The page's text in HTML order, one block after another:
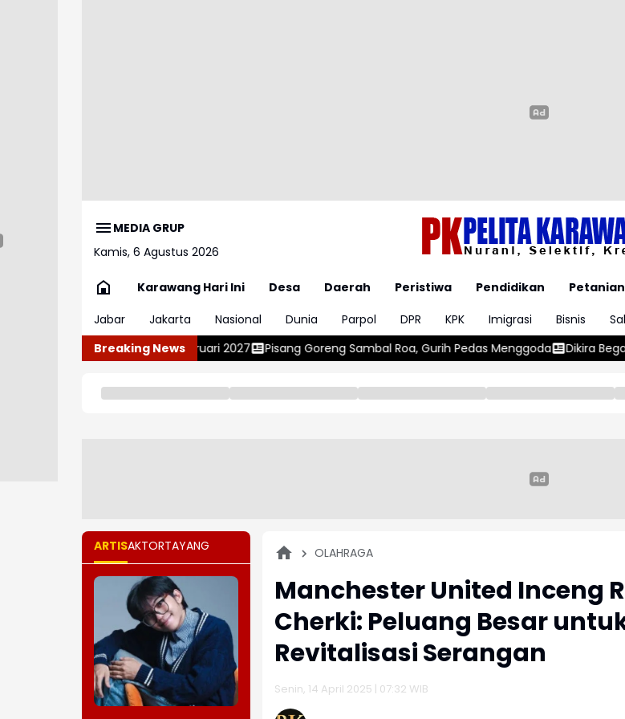
MEDIA GRUP
Kamis, 6 Agustus 2026
Karawang Hari Ini Desa Daerah Peristiwa Pendidikan Petanian
Jabar
Jakarta Nasional Dunia Parpol DPR KPK Imigrasi Bisnis
Breaking News
pada Februari 2027 Pisang Goreng Sambal Roa, Gurih Pedas Menggoda Dikira Begal Sempat Disiram
ARTISAKTORTAYANG OLAHRAGA
Manchester United Inceng
Cherki: Peluang Besar
Revitalisasi Serangan
Senin, 14 April 2025 | 07:32 WIB